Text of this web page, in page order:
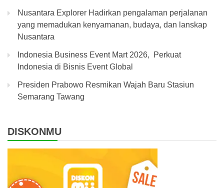
Nusantara Explorer Hadirkan pengalaman perjalanan
yang memadukan kenyamanan, budaya, dan lanskap
Nusantara
Indonesia Business Event Mart 2026, Perkuat
Indonesia di Bisnis Event Global
Presiden Prabowo Resmikan Wajah Baru Stasiun
Semarang Tawang
DISKONMU